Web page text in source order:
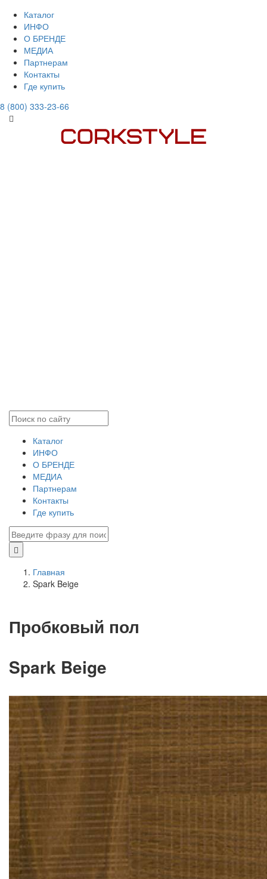
Каталог
ИНФО
О БРЕНДЕ
МЕДИА
Партнерам
Контакты
Где купить
8 (800) 333-23-66
Каталог
ИНФО
О БРЕНДЕ
МЕДИА
Партнерам
Контакты
Где купить
Главная
Spark Beige
Пробковый пол
Spark Beige